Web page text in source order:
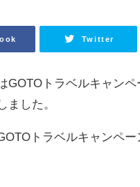
Twitter
GOTOトラベルキャン
ました。
トラベルキャンペ